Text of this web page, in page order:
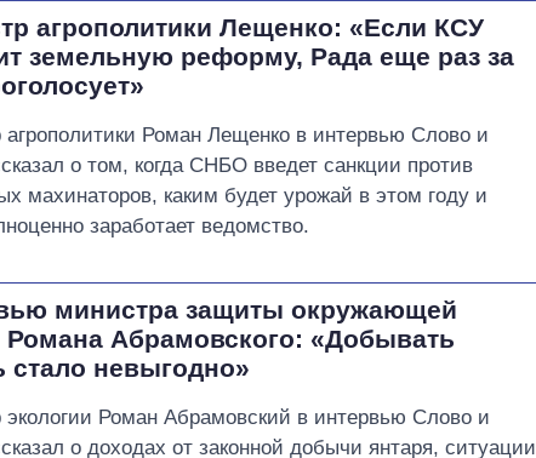
агрополитики Лещенко: «Если КСУ
земельную реформу, Рада еще раз за
агрополитики Роман Лещенко в интервью Слово и
о том, когда СНБО введет санкции против
махинаторов, каким будет урожай в этом году и
заработает ведомство.
министра защиты окружающей
Абрамовского: «Добывать
стало невыгодно»
экологии Роман Абрамовский в интервью Слово и
о доходах от законной добычи янтаря, ситуации